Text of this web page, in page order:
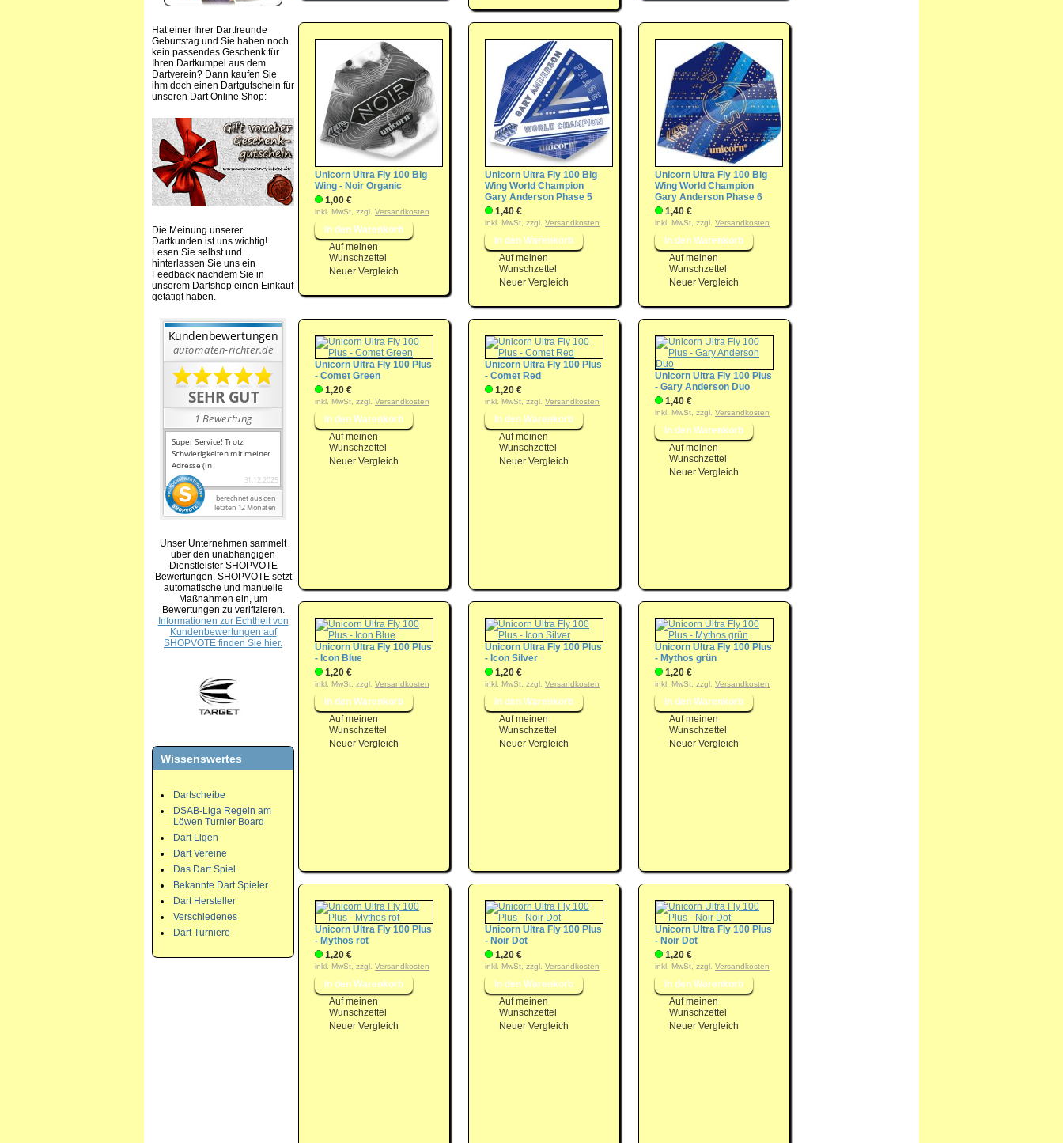
Hat einer Ihrer Dartfreunde
Geburtstag und Sie haben noch
kein passendes Geschenk für
Ihren Dartkumpel aus dem
Dartverein? Dann kaufen Sie
ihm doch einen Dartgutschein für
unseren Dart Online Shop:
Die Meinung unserer
Dartkunden ist uns wichtig!
Lesen Sie selbst und
hinterlassen Sie uns ein
Feedback nachdem Sie in
unserem Dartshop einen Einkauf
getätigt haben.
Unser Unternehmen sammelt
über den unabhängigen
Dienstleister SHOPVOTE
Bewertungen. SHOPVOTE setzt
automatische und manuelle
Maßnahmen ein, um
Bewertungen zu verifizieren.
Informationen zur Echtheit von
Kundenbewertungen auf
SHOPVOTE finden Sie hier.
Wissenswertes
Dartscheibe
DSAB-Liga Regeln am
Löwen Turnier Board
Dart Ligen
Dart Vereine
Das Dart Spiel
Bekannte Dart Spieler
Dart Hersteller
Verschiedenes
Dart Turniere
Unicorn Ultra Fly 100 Big
Wing - Noir Organic
1,00 €
inkl. MwSt, zzgl. Versandkosten
Auf meinen
Wunschzettel
Neuer Vergleich
Unicorn Ultra Fly 100 Big
Wing World Champion
Gary Anderson Phase 5
1,40 €
inkl. MwSt, zzgl. Versandkosten
Auf meinen
Wunschzettel
Neuer Vergleich
Unicorn Ultra Fly 100 Big
Wing World Champion
Gary Anderson Phase 6
1,40 €
inkl. MwSt, zzgl. Versandkosten
Auf meinen
Wunschzettel
Neuer Vergleich
Unicorn Ultra Fly 100 Plus
- Comet Green
1,20 €
inkl. MwSt, zzgl. Versandkosten
Auf meinen
Wunschzettel
Neuer Vergleich
Unicorn Ultra Fly 100 Plus
- Comet Red
1,20 €
inkl. MwSt, zzgl. Versandkosten
Auf meinen
Wunschzettel
Neuer Vergleich
Unicorn Ultra Fly 100 Plus
- Gary Anderson Duo
1,40 €
inkl. MwSt, zzgl. Versandkosten
Auf meinen
Wunschzettel
Neuer Vergleich
Unicorn Ultra Fly 100 Plus
- Icon Blue
1,20 €
inkl. MwSt, zzgl. Versandkosten
Auf meinen
Wunschzettel
Neuer Vergleich
Unicorn Ultra Fly 100 Plus
- Icon Silver
1,20 €
inkl. MwSt, zzgl. Versandkosten
Auf meinen
Wunschzettel
Neuer Vergleich
Unicorn Ultra Fly 100 Plus
- Mythos grün
1,20 €
inkl. MwSt, zzgl. Versandkosten
Auf meinen
Wunschzettel
Neuer Vergleich
Unicorn Ultra Fly 100 Plus
- Mythos rot
1,20 €
inkl. MwSt, zzgl. Versandkosten
Auf meinen
Wunschzettel
Neuer Vergleich
Unicorn Ultra Fly 100 Plus
- Noir Dot
1,20 €
inkl. MwSt, zzgl. Versandkosten
Auf meinen
Wunschzettel
Neuer Vergleich
Unicorn Ultra Fly 100 Plus
- Noir Dot
1,20 €
inkl. MwSt, zzgl. Versandkosten
Auf meinen
Wunschzettel
Neuer Vergleich